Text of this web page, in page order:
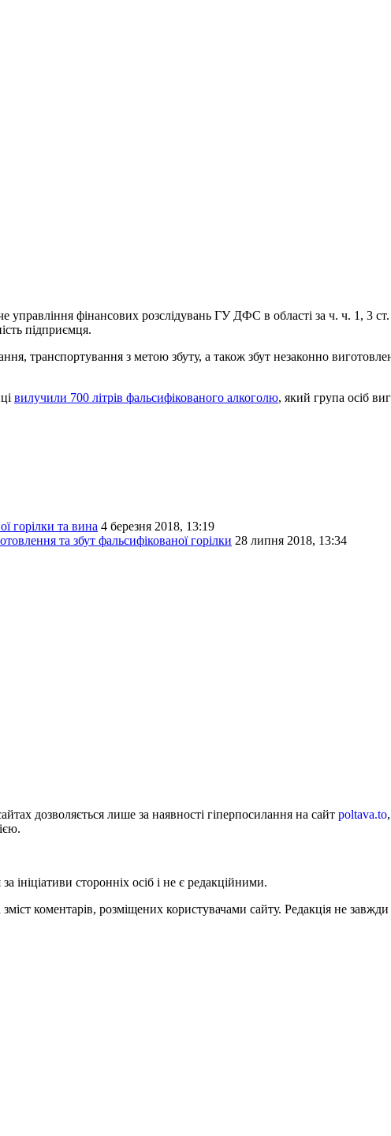
управління фінансових розслідувань ГУ ДФС в області за ч. ч. 1, 3
підприємця.
транспортування з метою збуту, а також збут незаконно
вилучили 700 літрів фальсифікованого алкоголю, який група осіб
горілки та вина 4 березня 2018, 13:19
та збут фальсифікованої горілки 28 липня 2018, 13:34
дозволяється лише за наявності гіперпосилання на сайт poltava.to
ініціативи сторонніх осіб і не є редакційними.
коментарів, розміщених користувачами сайту. Редакція не завжди